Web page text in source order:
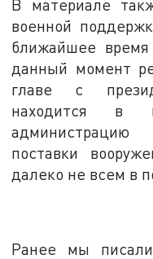
В материале
военной
ближайшее
данный момент
главе с
находится в
поставки
далеко не всем в
Ранее мы